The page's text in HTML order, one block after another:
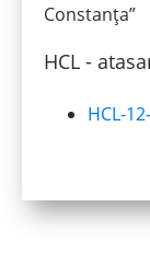
Constanța”
HCL -
HCL-